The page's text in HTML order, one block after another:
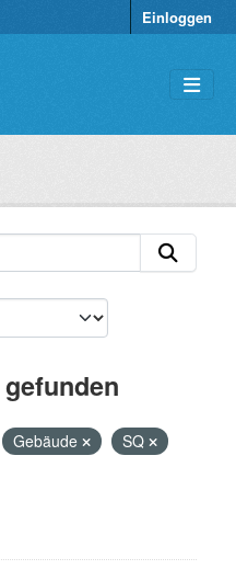
Einloggen
Gebäude
SQ